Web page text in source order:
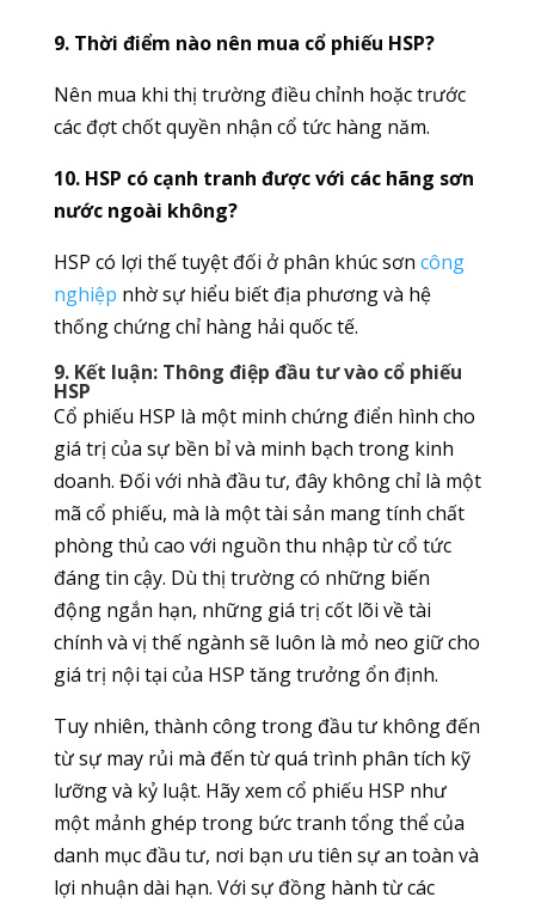
9. Thời điểm nào nên mua cổ phiếu HSP?
Nên mua khi thị trường điều chỉnh hoặc trước
các đợt chốt quyền nhận cổ tức hàng năm.
10. HSP có cạnh tranh được với các hãng sơn
nước ngoài không?
HSP có lợi thế tuyệt đối ở phân khúc sơn công
nghiệp nhờ sự hiểu biết địa phương và hệ
thống chứng chỉ hàng hải quốc tế.
9. Kết luận: Thông điệp đầu tư vào cổ phiếu
HSP
Cổ phiếu HSP là một minh chứng điển hình cho
giá trị của sự bền bỉ và minh bạch trong kinh
doanh. Đối với nhà đầu tư, đây không chỉ là một
mã cổ phiếu, mà là một tài sản mang tính chất
phòng thủ cao với nguồn thu nhập từ cổ tức
đáng tin cậy. Dù thị trường có những biến
động ngắn hạn, những giá trị cốt lõi về tài
chính và vị thế ngành sẽ luôn là mỏ neo giữ cho
giá trị nội tại của HSP tăng trưởng ổn định.
Tuy nhiên, thành công trong đầu tư không đến
từ sự may rủi mà đến từ quá trình phân tích kỹ
lưỡng và kỷ luật. Hãy xem cổ phiếu HSP như
một mảnh ghép trong bức tranh tổng thể của
danh mục đầu tư, nơi bạn ưu tiên sự an toàn và
lợi nhuận dài hạn. Với sự đồng hành từ các